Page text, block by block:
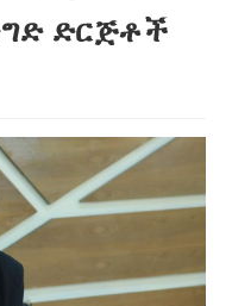
ድርጅቶች